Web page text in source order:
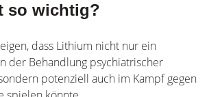
so wichtig?
dass Lithium nicht nur ein
der Behandlung psychiatrischer
potenziell auch im Kampf gegen